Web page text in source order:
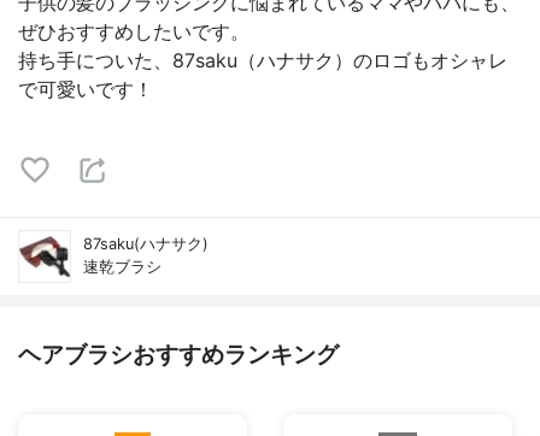
ぜひおすすめしたいです。
持ち手についた、87saku（ハナサク）のロゴもオシャレ
で可愛いです！
87saku(ハナサク)
速乾ブラシ
ヘアブラシおすすめランキング